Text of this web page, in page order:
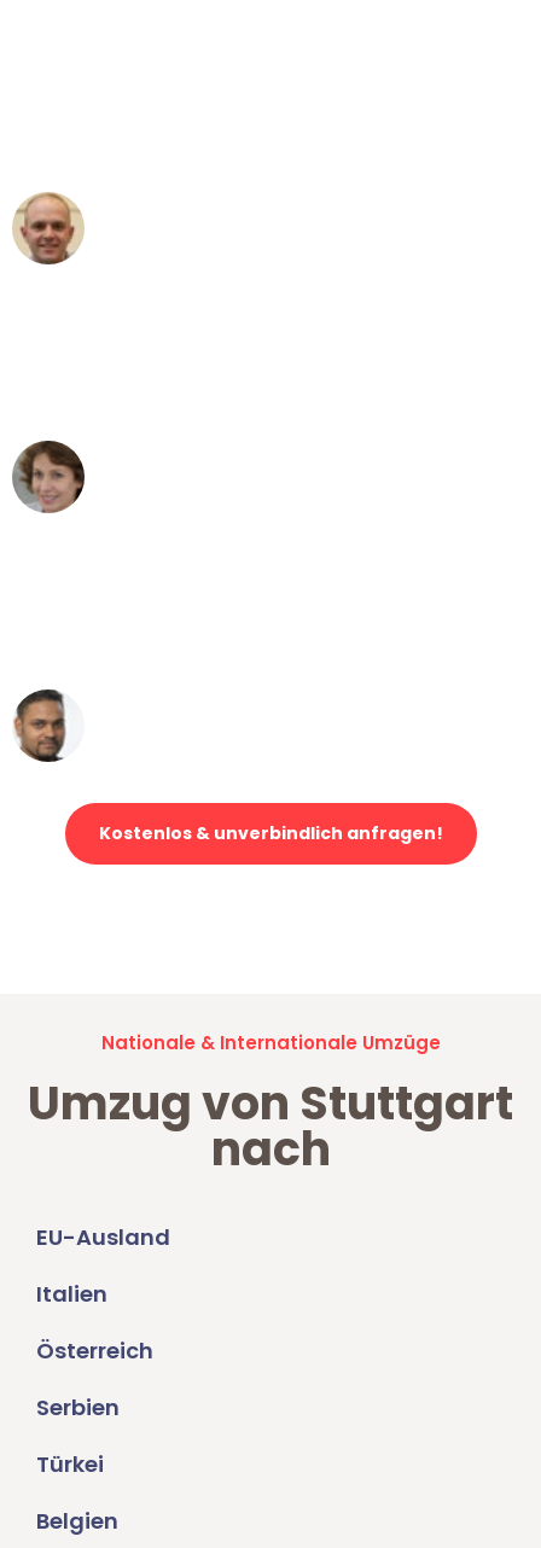
Kostenlos & unverbindlich anfragen!
Nationale & Internationale Umzüge
Umzug von Stuttgart
nach
EU-Ausland
Italien
Österreich
Serbien
Türkei
Belgien